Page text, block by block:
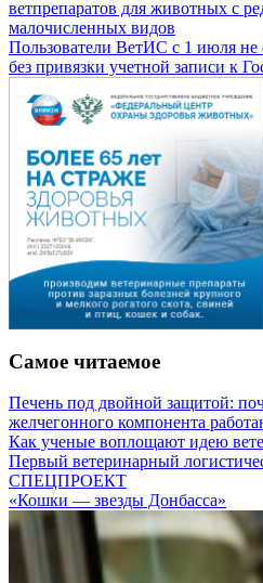
ветпрепаратов для животных с
малочисленных видов
Пользователи ВетИС с 1 июля не
без привязки учетной записи к
Самое читаемое
Печень под двойной защитой:
желчегонного компонента
Как ученые воплощают идею
Первый ветеринарный
СПЕЦПРОЕКТ
«Кошки — звезды Донбасса»